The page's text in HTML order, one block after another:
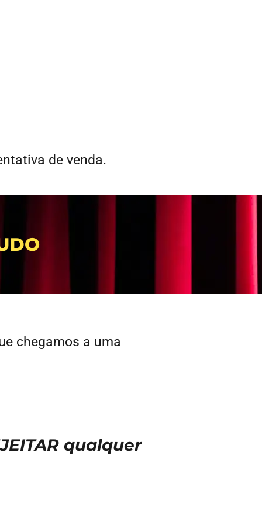
de venda.
chegamos a uma
qualquer